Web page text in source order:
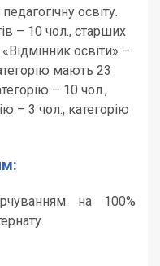
освіту.
– 10 чол., старших
освіти» –
мають 23
– 10 чол.,
– 3 чол., категорію
на 100%